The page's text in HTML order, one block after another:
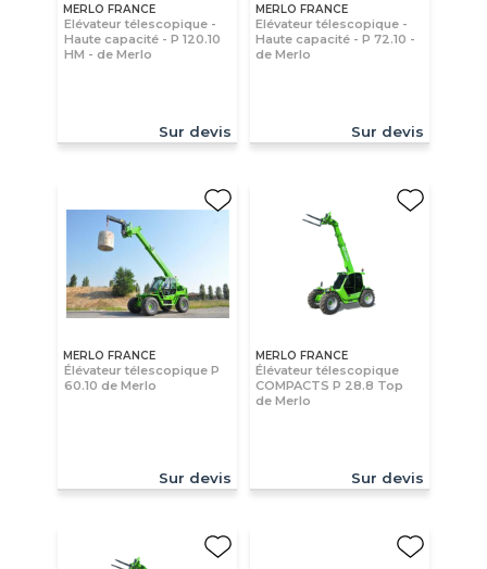
MERLO FRANCE
Elévateur télescopique -
Haute capacité - P 120.10
HM - de Merlo
Sur devis
MERLO FRANCE
Elévateur télescopique -
Haute capacité - P 72.10 -
de Merlo
Sur devis
MERLO FRANCE
Élévateur télescopique P
60.10 de Merlo
Sur devis
MERLO FRANCE
Élévateur télescopique
COMPACTS P 28.8 Top
de Merlo
Sur devis